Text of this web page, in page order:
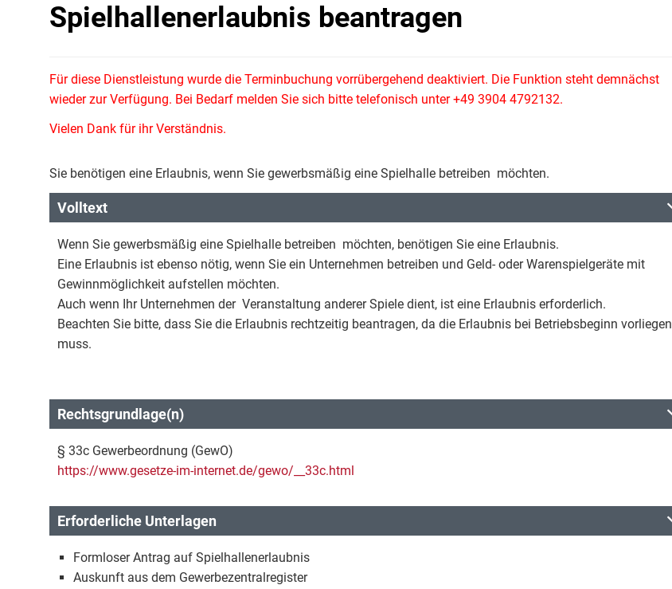
Spielhallenerlaubnis beantragen
Für diese Dienstleistung wurde die Terminbuchung vorrübergehend deaktiviert. Die Funktion steht demnächst
wieder zur Verfügung. Bei Bedarf melden Sie sich bitte telefonisch unter +49 3904 4792132.
Vielen Dank für ihr Verständnis.
Sie benötigen eine Erlaubnis, wenn Sie gewerbsmäßig eine Spielhalle betreiben möchten.
Volltext
Wenn Sie gewerbsmäßig eine Spielhalle betreiben möchten, benötigen Sie eine Erlaubnis.
Eine Erlaubnis ist ebenso nötig, wenn Sie ein Unternehmen betreiben und Geld- oder Warenspielgeräte mit
Gewinnmöglichkeit aufstellen möchten.
Auch wenn Ihr Unternehmen der Veranstaltung anderer Spiele dient, ist eine Erlaubnis erforderlich.
Beachten Sie bitte, dass Sie die Erlaubnis rechtzeitig beantragen, da die Erlaubnis bei Betriebsbeginn vorliegen
muss.
Rechtsgrundlage(n)
§ 33c Gewerbeordnung (GewO)
https://www.gesetze-im-internet.de/gewo/__33c.html
Erforderliche Unterlagen
Formloser Antrag auf Spielhallenerlaubnis
Auskunft aus dem Gewerbezentralregister